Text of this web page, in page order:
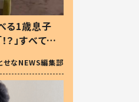
る1歳息子
？」すべてを
いから許
せなNEWS編集部